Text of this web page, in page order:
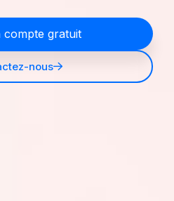
compte gratuit
nous